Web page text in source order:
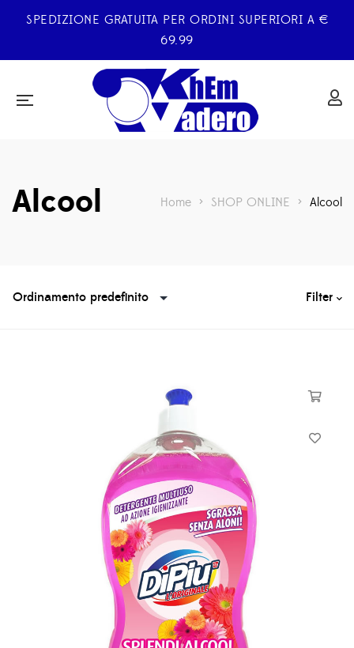
SPEDIZIONE GRATUITA PER ORDINI SUPERIORI A €
69.99
Alcool Home > SHOP ONLINE > Alcool
Filter